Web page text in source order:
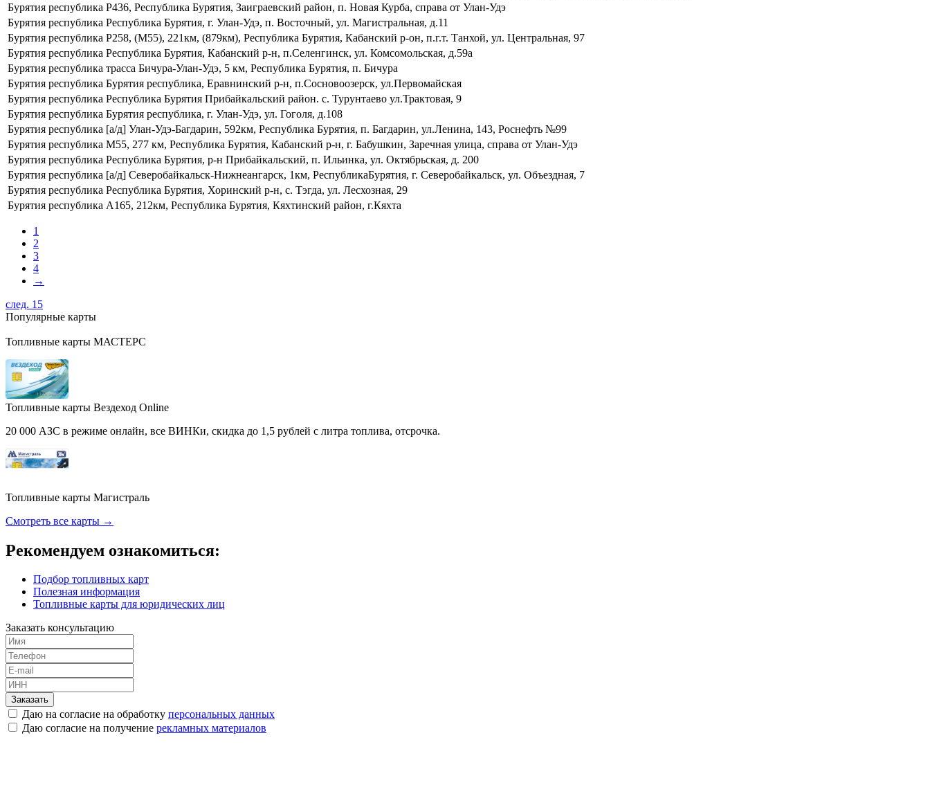
Бурятия республика Р436, Республика Бурятия, Заиграевский район, п. Новая Курба, справа от Улан-Удэ
Бурятия республика Республика Бурятия, г. Улан-Удэ, п. Восточный, ул. Магистральная, д.11
Бурятия республика Р258, (М55), 221км, (879км), Республика Бурятия, Кабанский р-он, п.г.т. Танхой, ул. Центральная, 97
Бурятия республика Республика Бурятия, Кабанский р-н, п.Селенгинск, ул. Комсомольская, д.59а
Бурятия республика трасса Бичура-Улан-Удэ, 5 км, Республика Бурятия, п. Бичура
Бурятия республика Бурятия республика, Еравнинский р-н, п.Сосновоозерск, ул.Первомайская
Бурятия республика Республика Бурятия Прибайкальский район. с. Турунтаево ул.Трактовая, 9
Бурятия республика Бурятия республика, г. Улан-Удэ, ул. Гоголя, д.108
Бурятия республика [а/д] Улан-Удэ-Багдарин, 592км, Республика Бурятия, п. Багдарин, ул.Ленина, 143, Роснефть №99
Бурятия республика М55, 277 км, Республика Бурятия, Кабанский р-н, г. Бабушкин, Заречная улица, справа от Улан-Удэ
Бурятия республика Республика Бурятия, р-н Прибайкальский, п. Ильинка, ул. Октябрьская, д. 200
Бурятия республика [а/д] Северобайкальск-Нижнеангарск, 1км, РеспубликаБурятия, г. Северобайкальск, ул. Объездная, 7
Бурятия республика Республика Бурятия, Хоринский р-н, с. Тэгда, ул. Лесхозная, 29
Бурятия республика А165, 212км, Республика Бурятия, Кяхтинский район, г.Кяхта
1
2
3
4
→
след. 15
Популярные карты
Топливные карты МАСТЕРС
Топливные карты Вездеход Online
20 000 АЗС в режиме онлайн, все ВИНКи, скидка до 1,5 рублей с литра топлива, отсрочка.
Топливные карты Магистраль
Смотреть все карты →
Рекомендуем ознакомиться:
Подбор топливных карт
Полезная информация
Топливные карты для юридических лиц
Заказать консультацию
Заказать
Даю на согласие на обработку персональных данных
Даю согласие на получение рекламных материалов